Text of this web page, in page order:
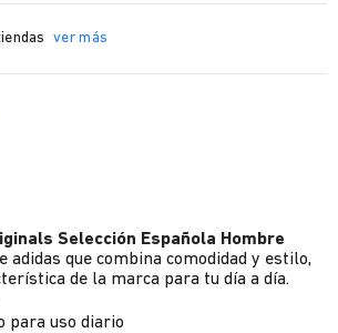
ver más
Selección Española Hombre
adidas que combina comodidad y estilo,
de la marca para tu día a día.
para uso diario